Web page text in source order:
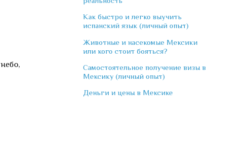
Как быстро и легко выучить
испанский язык (личный опыт)
Животные и насекомые Мексики
или кого стоит бояться?
Самостоятельное получение визы в
Мексику (личный опыт)
Деньги и цены в Мексике